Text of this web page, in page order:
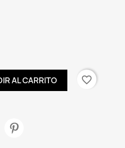
AL CARRITO
favorite_border